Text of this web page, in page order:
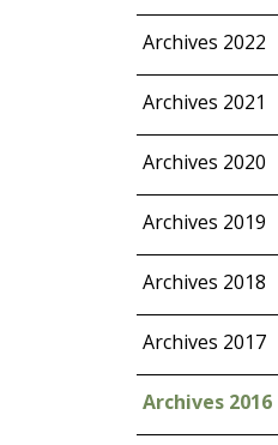
Archives 2022
Archives 2021
Archives 2020
Archives 2019
Archives 2018
Archives 2017
Archives 2016